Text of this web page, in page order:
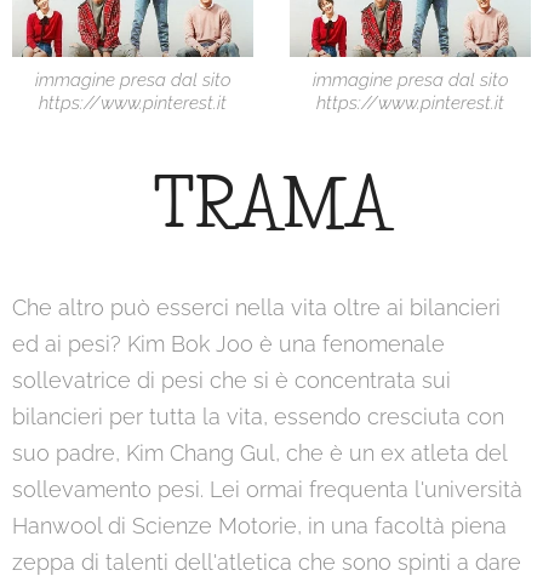
immagine presa dal sito
https://www.pinterest.it
immagine presa dal sito
https://www.pinterest.it
TRAMA
Che altro può esserci nella vita oltre ai bilancieri
ed ai pesi? Kim Bok Joo è una fenomenale
sollevatrice di pesi che si è concentrata sui
bilancieri per tutta la vita, essendo cresciuta con
suo padre, Kim Chang Gul, che è un ex atleta del
sollevamento pesi. Lei ormai frequenta l'università
Hanwool di Scienze Motorie, in una facoltà piena
zeppa di talenti dell'atletica che sono spinti a dare